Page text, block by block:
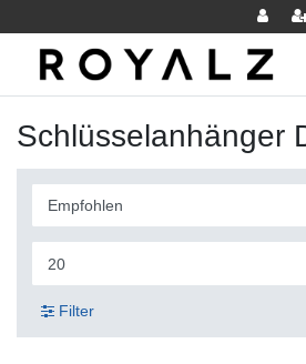
Schlüsselanhänger
Filter